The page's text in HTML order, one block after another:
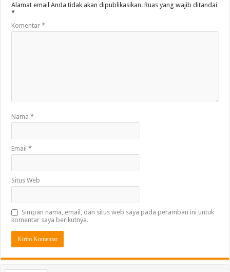
Alamat email Anda tidak akan dipublikasikan. Ruas yang wajib ditandai
*
Komentar*
Nama*
Email*
Situs Web
Simpan nama, email, dan situs web saya pada peramban ini untuk
komentar saya berikutnya.